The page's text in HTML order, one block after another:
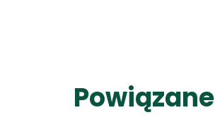
Powiązane